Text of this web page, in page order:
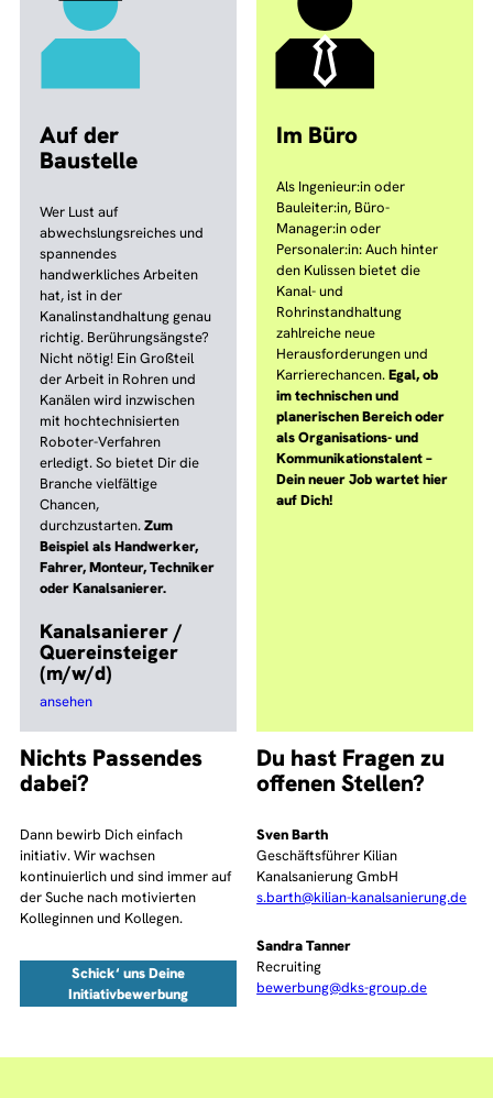
Auf der
Baustelle
Wer Lust auf
abwechslungsreiches und
spannendes
handwerkliches Arbeiten
hat, ist in der
Kanalinstandhaltung genau
richtig. Berührungsängste?
Nicht nötig! Ein Großteil
der Arbeit in Rohren und
Kanälen wird inzwischen
mit hochtechnisierten
Roboter-Verfahren
erledigt. So bietet Dir die
Branche vielfältige
Chancen,
durchzustarten.Zum
Beispiel als Handwerker,
Fahrer, Monteur, Techniker
oder Kanalsanierer.
Kanalsanierer /
Quereinsteiger
(m/w/d)
Stellenausschreibung
/
Quereinsteiger
ansehen
Im Büro
Als Ingenieur:in oder
Bauleiter:in, Büro-
Manager:in oder
Personaler:in: Auch hinter
den Kulissen bietet die
Kanal- und
Rohrinstandhaltung
zahlreiche neue
Herausforderungen und
Karrierechancen.Egal, ob
im technischen und
planerischen Bereich oder
als Organisations- und
Kommunikationstalent –
Dein neuer Job wartet hier
auf Dich!
Nichts Passendes
dabei?
Dann bewirb Dich einfach
initiativ. Wir wachsen
kontinuierlich und sind immer auf
der Suche nach motivierten
Kolleginnen und Kollegen.
Schick‘ uns Deine
Initiativbewerbung
Du hast Fragen zu
offenen Stellen?
Sven Barth
Geschäftsführer Kilian
Kanalsanierung GmbH
s.barth@kilian-kanalsanierung.de
Sandra Tanner
Recruiting
bewerbung@dks-group.de